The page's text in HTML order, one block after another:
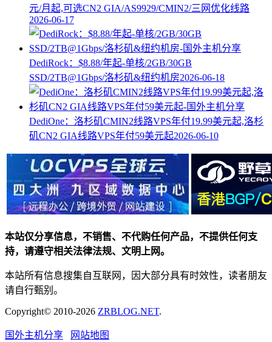
元/月起,可选CN2 GIA/AS9929/CMIN2/三网优化线路
2026-06-17
DediRock：$8.88/年起-单核/2GB/30GB
SSD/2TB@1Gbps/洛杉矶&纽约机房2026-06-18
DediOne：洛杉矶CMIN2线路VPS年付19.99美元起,洛杉
矶CN2 GIA线路VPS年付59美元起2026-06-10
本站仅分享信息，不销售、不代购任何产品，不提供任何支
持，请遵守相关法律法规、文明上网。
本站所有信息搜集自互联网，因大部分具有时效性，读者朋友
请自行甄别。
Copyright© 2010-2026 ZRBLOG.NET.
国外主机分享 网站地图